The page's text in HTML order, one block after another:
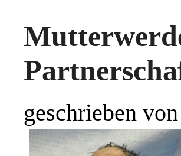
geschrieben